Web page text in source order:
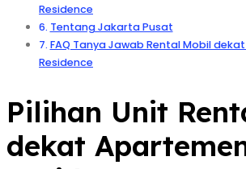
Residence
Tentang Jakarta Pusat
FAQ Tanya Jawab Rental Mobil
Residence
Pilihan Unit
dekat